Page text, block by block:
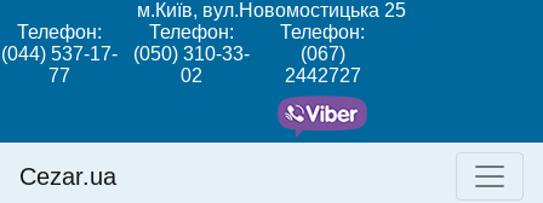
м.Київ, вул.Новомостицька 25
Телефон:
(044) 537-17-
77
Телефон:
(050) 310-33-
02
Телефон:
(067)
2442727
Cezar.ua